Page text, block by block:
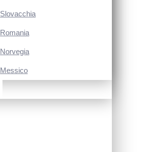
Slovacchia
Romania
Norvegia
Messico